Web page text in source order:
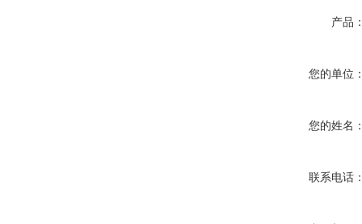
产品
您的单位
您的姓名
联系电话